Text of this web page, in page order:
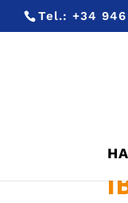
Tel.: +34 946